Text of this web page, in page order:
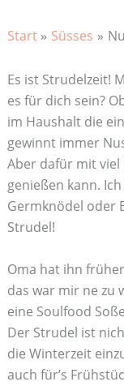
Start Süsses
Es ist Strudelzeit!
es für dich sein?
im Haushalt die
gewinnt immer
Aber dafür mit
genießen kann.
Germknödel oder
Strudel!
Oma hat ihn
das war mir ne zu
eine Soulfood
Der Strudel ist
die Winterzeit
auch für’s